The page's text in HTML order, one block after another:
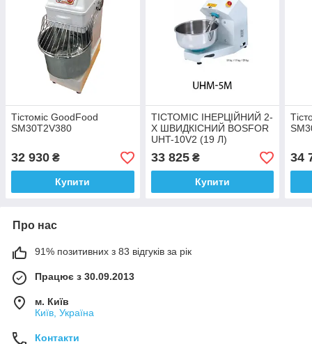
Тістоміс GoodFood
SM30T2V380
32 930 ₴
Купити
ТІСТОМІС ІНЕРЦІЙНИЙ 2-
Х ШВИДКІСНИЙ BOSFOR
UHT-10V2 (19 Л)
33 825₴
Купити
34
Про нас
91% позитивних з 83 відгуків за рік
Працює з 30.09.2013
м. Київ
Київ, Україна
Контакти